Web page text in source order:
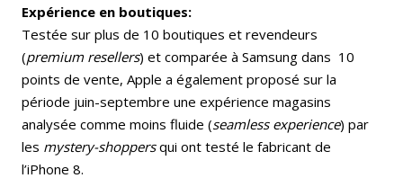
Expérience en boutiques:
Testée sur plus de 10 boutiques et revendeurs
(premium resellers) et comparée à Samsung dans 10
points de vente, Apple a également proposé sur la
période juin-septembre une expérience magasins
analysée comme moins fluide (seamless experience) par
les mystery-shoppersqui ont testé le fabricant de
l’iPhone 8.